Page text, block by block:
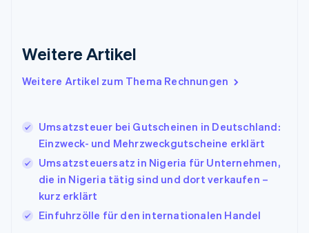
Weitere Artikel
Weitere Artikel zum Thema Rechnungen
Umsatzsteuer bei Gutscheinen in Deutschland:
Einzweck- und Mehrzweckgutscheine erklärt
Umsatzsteuersatz in Nigeria für Unternehmen,
die in Nigeria tätig sind und dort verkaufen –
kurz erklärt
Einfuhrzölle für den internationalen Handel
Indien
Irland
ItalianoEnglish
Japan
Kanada
EnglishFrançais
Kroatien
English Italiano